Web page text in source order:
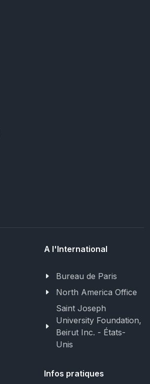
A l'International
Bureau de Paris
North America Office
Saint Joseph
University Foundation,
Beirut Inc. - États-
Unis
Infos pratiques